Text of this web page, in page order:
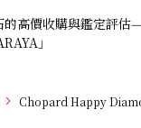
的高價收購與鑑定評
」
Chopard Happy